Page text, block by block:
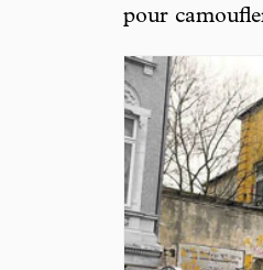
pour